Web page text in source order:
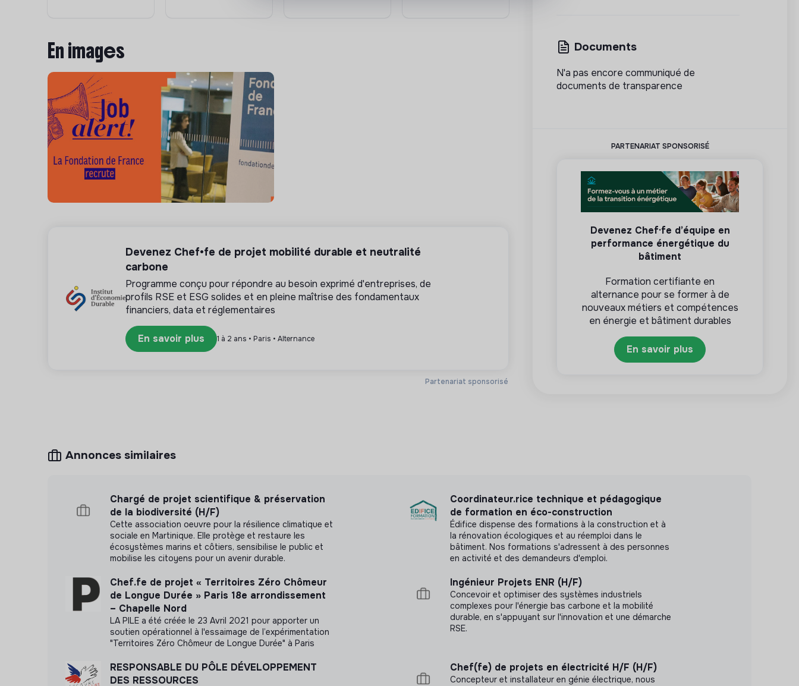
cohésion de la société, dans le respect de la diversité.
Le dossier doit impérativement contenir :
*un CV
*une lettre de motivation (obligatoire).
Date limite : 30/06/26
Merci d'envoyer votre candidature uniquement par email à l'adresse : [cliquez sur
candidater pour accéder aux informations]
Toute candidature ne respectant pas ces consignes ne sera pas prise en compte.
En images
Partenariat sponsorisé
Devenez Chef•fe de projet mobilité durable et neutralité
carbone
Programme conçu pour répondre au besoin exprimé d'entreprises, de
profils RSE et ESG solides et en pleine maîtrise des fondamentaux
financiers, data et réglementaires
En savoir plus 1 à 2 ans • Paris • Alternance
Documents
N'a pas encore communiqué de
documents de transparence
PARTENARIAT SPONSORISÉ
Devenez Chef·fe d’équipe en
performance énergétique du
bâtiment
Formation certifiante en
alternance pour se former à de
nouveaux métiers et compétences
en énergie et bâtiment durables
En savoir plus
Annonces similaires
Chargé de projet scientifique & préservation
de la biodiversité (H/F)
Cette association oeuvre pour la résilience climatique et
sociale en Martinique. Elle protège et restaure les
écosystèmes marins et côtiers, sensibilise le public et
mobilise les citoyens pour un avenir durable.
Coordinateur.rice technique et pédagogique
de formation en éco-construction
Édifice dispense des formations à la construction et à
la rénovation écologiques et au réemploi dans le
bâtiment. Nos formations s'adressent à des personnes
en activité et des demandeurs d'emploi.
Chef.fe de projet « Territoires Zéro Chômeur
de Longue Durée » Paris 18e arrondissement
– Chapelle Nord
LA PILE a été créée le 23 Avril 2021 pour apporter un
soutien opérationnel à l'essaimage de l’expérimentation
"Territoires Zéro Chômeur de Longue Durée" à Paris
Ingénieur Projets ENR (H/F)
Concevoir et optimiser des systèmes industriels
complexes pour l'énergie bas carbone et la mobilité
durable, en s'appuyant sur l'innovation et une démarche
RSE.
RESPONSABLE DU PÔLE DÉVELOPPEMENT
DES RESSOURCES
Chef(fe) de projets en électricité H/F (H/F)
Concepteur et installateur en génie électrique, nous